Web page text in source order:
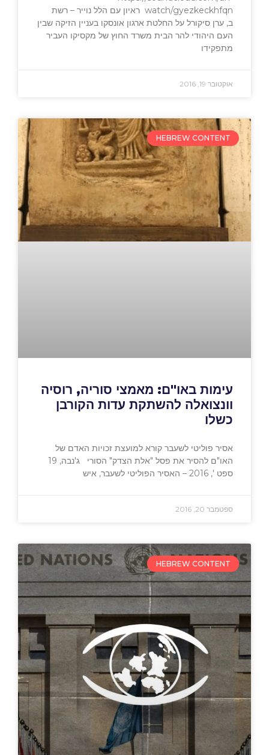
watch/gyezkeckhfqn ראיון עם הלל נוייר – רשת
ב, ערן סיקורל על החלטת ארגון אונסקו בעניין הזיקה שבין
העם היהודי להר הבית משרד החוץ של מקסיקו העביר
מתפקידו
אוקטובר 19, 2016
HEBREW CONTENT
עימות באו"ם: מאמצי סוריה, רוסיה
וונצואלה להשתקת עדות הקורבן
כשלו
אסיר פוליטי לשעבר קורא למועצת זכויות האדם של
האו"ם להסיר את פסל "אלת הצדק" הסורי ג'נבה, 19
ספט ', 2016 – האסיר הפוליטי לשעבר, איש
ספטמבר 20, 2016
HEBREW CONTENT